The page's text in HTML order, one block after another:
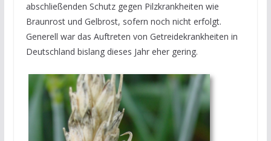
abschließenden Schutz gegen Pilzkrankheiten wie
Braunrost und Gelbrost, sofern noch nicht erfolgt.
Generell war das Auftreten von Getreidekrankheiten in
Deutschland bislang dieses Jahr eher gering.